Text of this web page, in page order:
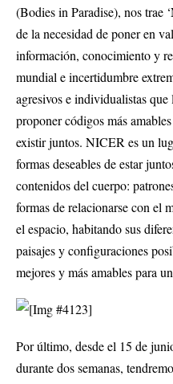
(Bodies in Paradise), nos trae
de la necesidad de poner en
información, conocimiento y
mundial e incertidumbre
agresivos e individualistas
proponer códigos más
existir juntos. NICER es un
formas deseables de estar
contenidos del cuerpo:
formas de relacionarse con el
el espacio, habitando sus
paisajes y configuraciones
mejores y más amables para
Por último, desde el 15 de
durante dos semanas,